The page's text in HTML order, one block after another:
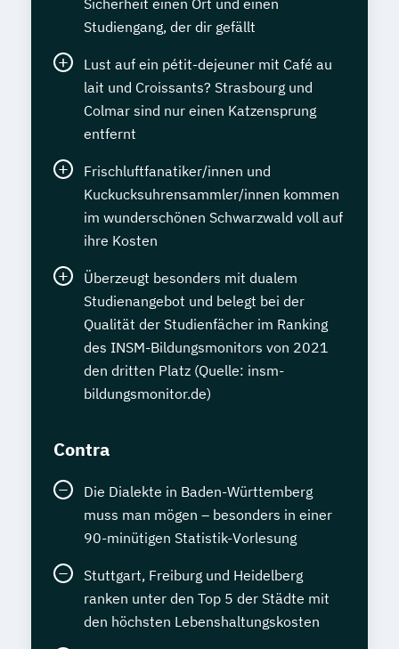
Studiengang, der dir gefällt
Lust auf ein pétit-dejeuner mit Café au
lait und Croissants? Strasbourg und
Colmar sind nur einen Katzensprung
entfernt
Frischluftfanatiker/innen und
Kuckucksuhrensammler/innen kommen
im wunderschönen Schwarzwald voll auf
ihre Kosten
Überzeugt besonders mit dualem
Studienangebot und belegt bei der
Qualität der Studienfächer im Ranking
des INSM-Bildungsmonitors von 2021
den dritten Platz (Quelle: insm-
bildungsmonitor.de)
Contra
Die Dialekte in Baden-Württemberg
muss man mögen – besonders in einer
90-minütigen Statistik-Vorlesung
Stuttgart, Freiburg und Heidelberg
ranken unter den Top 5 der Städte mit
den höchsten Lebenshaltungskosten